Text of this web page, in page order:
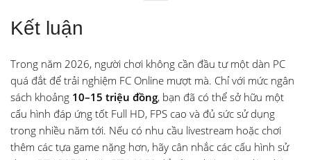
Kết luận
Trong năm 2026, người chơi không cần đầu tư một dàn PC
quá đắt để trải nghiệm FC Online mượt mà. Chỉ với mức ngân
sách khoảng 10–15 triệu đồng, bạn đã có thể sở hữu một
cấu hình đáp ứng tốt Full HD, FPS cao và đủ sức sử dụng
trong nhiều năm tới. Nếu có nhu cầu livestream hoặc chơi
thêm các tựa game nặng hơn, hãy cân nhắc các cấu hình sử